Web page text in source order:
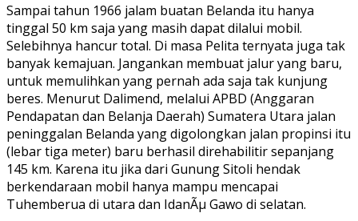
Sampai tahun 1966 jalam buatan Belanda itu hanya
tinggal 50 km saja yang masih dapat dilalui mobil.
Selebihnya hancur total. Di masa Pelita ternyata juga tak
banyak kemajuan. Jangankan membuat jalur yang baru,
untuk memulihkan yang pernah ada saja tak kunjung
beres. Menurut Dalimend, melalui APBD (Anggaran
Pendapatan dan Belanja Daerah) Sumatera Utara jalan
peninggalan Belanda yang digolongkan jalan propinsi itu
(lebar tiga meter) baru berhasil direhabilitir sepanjang
145 km. Karena itu jika dari Gunung Sitoli hendak
berkendaraan mobil hanya mampu mencapai
Tuhemberua di utara dan IdanÃµ Gawo di selatan.